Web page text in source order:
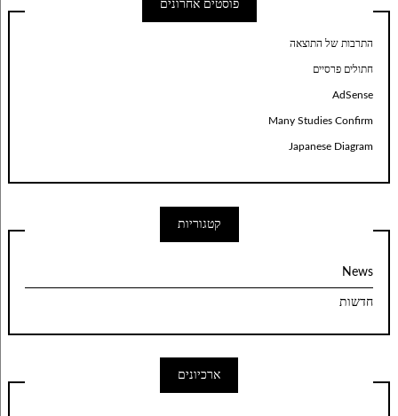
פוסטים אחרונים
התרבות של התוצאה
חתולים פרסיים
AdSense
Many Studies Confirm
Japanese Diagram
קטגוריות
News
חדשות
ארכיונים